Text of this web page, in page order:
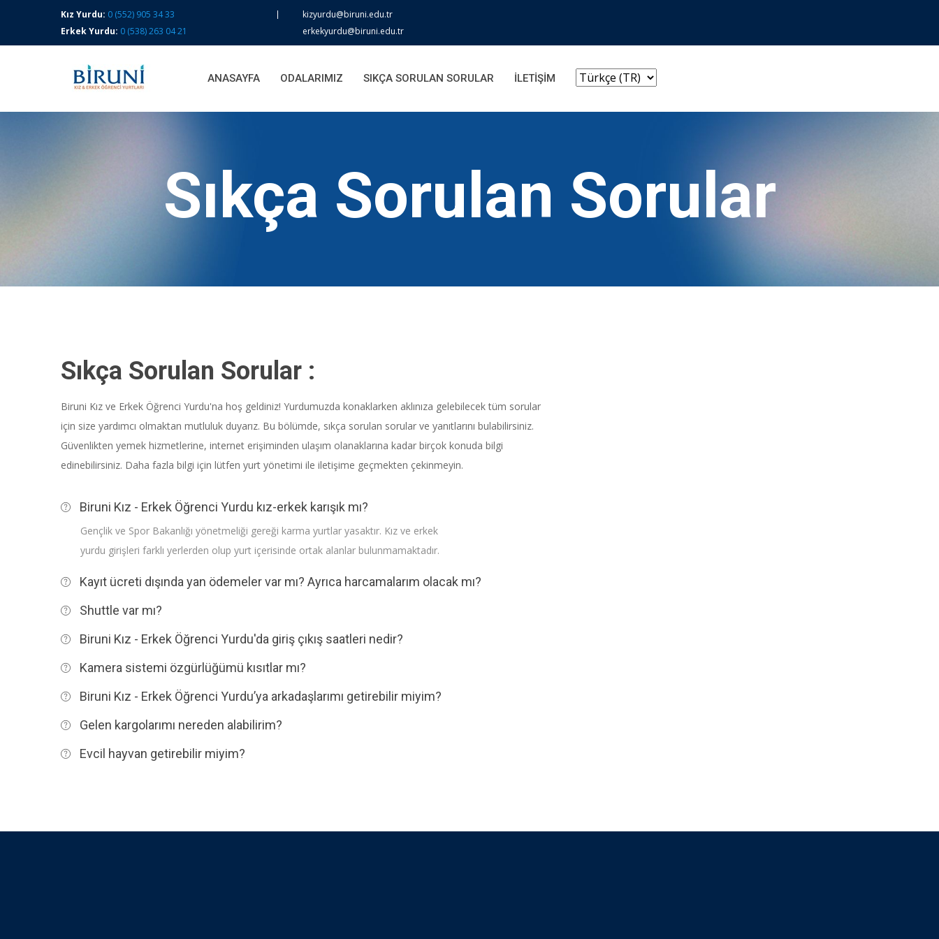
Kız Yurdu: 0 (552) 905 34 33
Erkek Yurdu: 0 (538) 263 04 21
kizyurdu@biruni.edu.tr
erkekyurdu@biruni.edu.tr
ANASAYFA ODALARIMIZ SIKÇA SORULAN SORULAR İLETİŞİM
Sıkça Sorulan Sorular
Sıkça Sorulan Sorular :
Biruni Kız ve Erkek Öğrenci Yurdu'na hoş geldiniz! Yurdumuzda konaklarken aklınıza gelebilecek tüm sorular
için size yardımcı olmaktan mutluluk duyarız. Bu bölümde, sıkça sorulan sorular ve yanıtlarını bulabilirsiniz.
Güvenlikten yemek hizmetlerine, internet erişiminden ulaşım olanaklarına kadar birçok konuda bilgi
edinebilirsiniz. Daha fazla bilgi için lütfen yurt yönetimi ile iletişime geçmekten çekinmeyin.
Biruni Kız - Erkek Öğrenci Yurdu kız-erkek karışık mı?
Gençlik ve Spor Bakanlığı yönetmeliği gereği karma yurtlar yasaktır. Kız ve erkek
yurdu girişleri farklı yerlerden olup yurt içerisinde ortak alanlar bulunmamaktadır.
Kayıt ücreti dışında yan ödemeler var mı? Ayrıca harcamalarım olacak mı?
Shuttle var mı?
Biruni Kız - Erkek Öğrenci Yurdu'da giriş çıkış saatleri nedir?
Kamera sistemi özgürlüğümü kısıtlar mı?
Biruni Kız - Erkek Öğrenci Yurdu’ya arkadaşlarımı getirebilir miyim?
Gelen kargolarımı nereden alabilirim?
Evcil hayvan getirebilir miyim?